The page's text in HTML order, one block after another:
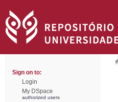
Sign on to:
Login
My DSpace
authorized users